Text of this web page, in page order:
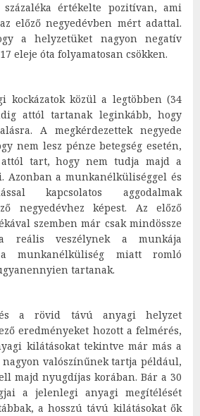
százaléka értékelte pozitívan, ami
előző negyedévben mért adattal.
a helyzetüket nagyon negatív
eleje óta folyamatosan csökken.
kockázatok közül a legtöbben (34
attól tartanak leginkább, hogy
A megkérdezettek negyede
nem lesz pénze betegség esetén,
attól tart, hogy nem tudja majd a
Azonban a munkanélküliséggel és
kapcsolatos aggodalmak
negyedévhez képest. Az előző
szemben már csak mindössze
reális veszélynek a munkája
munkanélküliség miatt romló
tartanak.
a rövid távú anyagi helyzet
eredményeket hozott a felmérés,
kilátásokat tekintve már más a
nagyon valószínűnek tartja például,
majd nyugdíjas korában. Bár a 30
a jelenlegi anyagi megítélését
a hosszú távú kilátásokat ők